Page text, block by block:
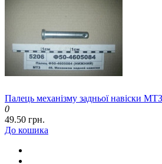
Палець механізму задньої навіски
0
49.50 грн.
До кошика